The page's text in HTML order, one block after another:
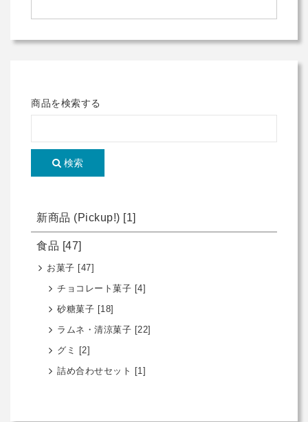
商品を検索する
検索
新商品 (Pickup!) [1]
食品 [47]
お菓子 [47]
チョコレート菓子 [4]
砂糖菓子 [18]
ラムネ・清涼菓子 [22]
グミ [2]
詰め合わせセット [1]